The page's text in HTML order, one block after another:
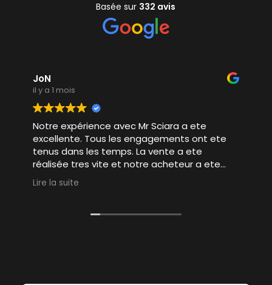
Basée sur 332 avis
JoN
il y a 1 mois
Notre expérience avec Mr Sciara a ete
excellente. Tous les engagements ont ete
tenus dans les temps. La vente a ete
réalisée tres vite et notre acheteur a ete
tres bien accompagné par Mr Sciara pour
faciliter et conclure la vente. 10/10
Lire la suite